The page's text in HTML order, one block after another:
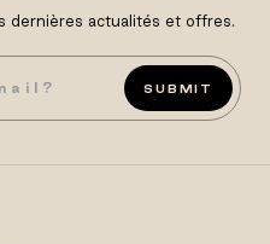
dernières actualités et offres.
SUBMIT